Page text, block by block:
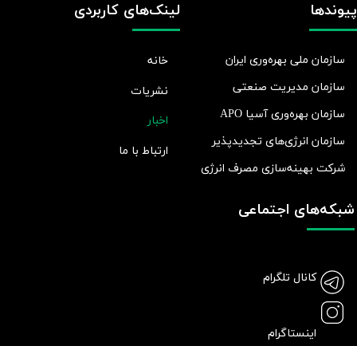
لینک‌های کاربردی
خانه
نشریات
اخبار
ارتباط با ما
پیوندها
سازمان ملی بهره‌وری ایران
سازمان مدیریت صنعتی
سازمان بهره‌وری آسیا APO
سازمان انرژی‌های تجدیدپذیر
شرکت بهينه‌سازی مصرف انرژی
شبکه‌های اجتماعی
کانال تلگرام
اینستاگرام